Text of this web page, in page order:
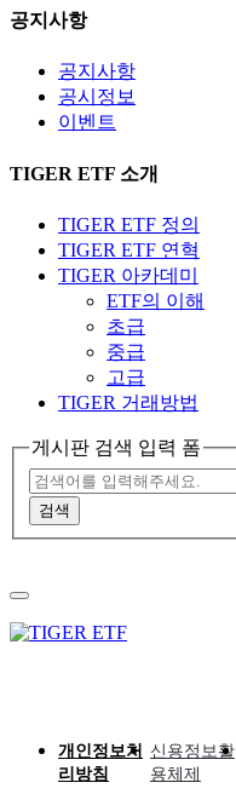
공지사항
공지사항
공시정보
이벤트
TIGER ETF 소개
TIGER ETF 정의
TIGER ETF 연혁
TIGER 아카데미
ETF의 이해
초급
중급
고급
TIGER 거래방법
게시판 검색 입력 폼
검색
개인정보처
리방침
신용정보활
용체제